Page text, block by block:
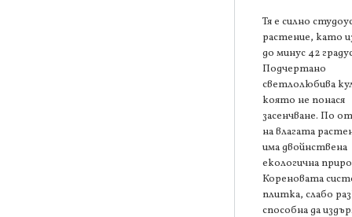
Тя е силно
растение, като
до минус 42
Подчертано
светлолюбива
която не понася
засенчване. По
на влагата
има двойнствена
екологична
Кореновата
плитка, слабо
способна да